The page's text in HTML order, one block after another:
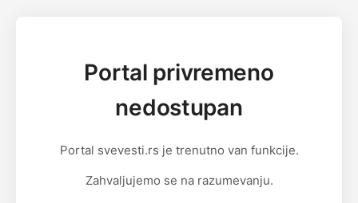
Portal privremeno
nedostupan
Portal svevesti.rs je trenutno van funkcije.
Zahvaljujemo se na razumevanju.